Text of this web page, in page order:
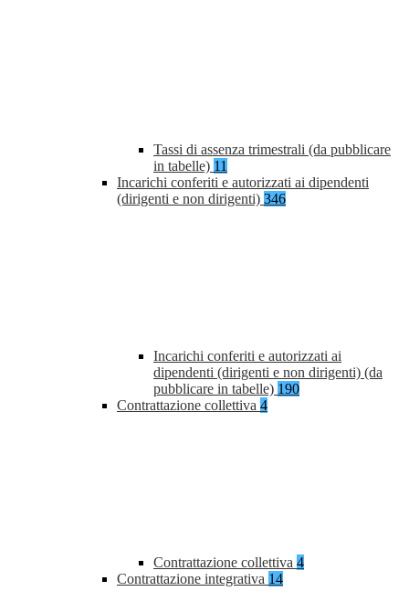
Tassi di assenza trimestrali (da pubblicare
in tabelle) 11
Incarichi conferiti e autorizzati ai dipendenti
(dirigenti e non dirigenti) 346
Incarichi conferiti e autorizzati ai
dipendenti (dirigenti e non dirigenti) (da
pubblicare in tabelle) 190
Contrattazione collettiva 4
Contrattazione collettiva 4
Contrattazione integrativa 14